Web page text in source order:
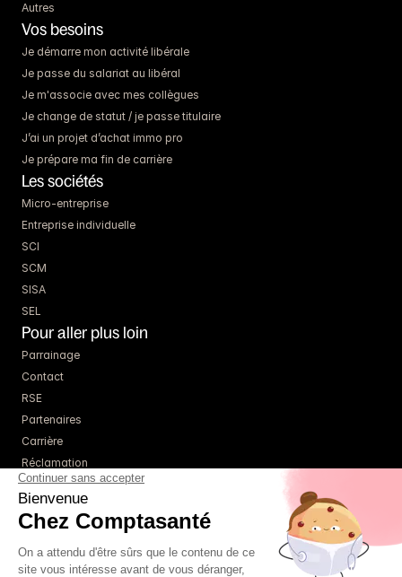
Autres
Vos besoins
Je démarre mon activité libérale
Je passe du salariat au libéral
Je m'associe avec mes collègues
Je change de statut / je passe titulaire
J’ai un projet d’achat immo pro
Je prépare ma fin de carrière
Les sociétés
Micro-entreprise
Entreprise individuelle
SCI
SCM
SISA
SEL
Pour aller plus loin
Parrainage
Contact
RSE
Partenaires
Carrière
Réclamation
Ressources
Blog
Guides
Webinaires
Simulateurs